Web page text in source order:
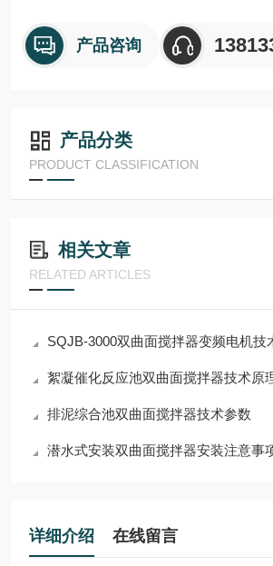
产品咨询
产品分类
PRODUCT CLASSIFICATION
相关文章
RELATED ARTICLES
SQJB-3000双曲面搅拌器变频电机技
絮凝催化反应池双曲面搅拌器技术原
排泥综合池双曲面搅拌器技术参数
潜水式安装双曲面搅拌器安装注意事
详细介绍 在线留言